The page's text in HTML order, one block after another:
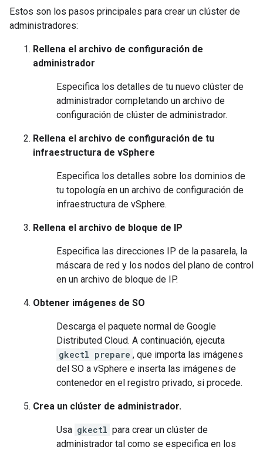
Estos son los pasos principales para crear un clúster de
administradores:
Rellena el archivo de configuración de
administrador
Especifica los detalles de tu nuevo clúster de
administrador completando un archivo de
configuración de clúster de administrador.
Rellena el archivo de configuración de tu
infraestructura de vSphere
Especifica los detalles sobre los dominios de
tu topología en un archivo de configuración de
infraestructura de vSphere.
Rellena el archivo de bloque de IP
Especifica las direcciones IP de la pasarela, la
máscara de red y los nodos del plano de control
en un archivo de bloque de IP.
Obtener imágenes de SO
Descarga el paquete normal de Google
Distributed Cloud. A continuación, ejecuta
gkectl prepare , que importa las imágenes
del SO a vSphere e inserta las imágenes de
contenedor en el registro privado, si procede.
Crea un clúster de administrador.
Usa gkectl para crear un clúster de
administrador tal como se especifica en los